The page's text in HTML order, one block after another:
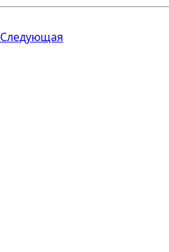
Следующая